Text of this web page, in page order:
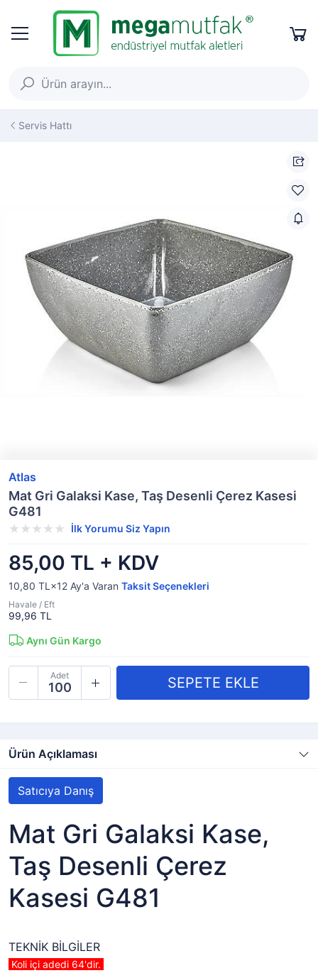
Servis Hattı
Atlas
Mat Gri Galaksi Kase, Taş Desenli Çerez Kasesi
G481
İlk Yorumu Siz Yapın
85,00 TL + KDV
10,80 TL×12 Ay'a Varan Taksit Seçenekleri
Havale / Eft
99,96 TL
Aynı Gün Kargo
Adet
Ürün Açıklaması
Satıcıya Danış
Mat Gri Galaksi Kase,
Taş Desenli Çerez
Kasesi G481
TEKNİK BİLGİLER
Koli içi adedi 64'dir.